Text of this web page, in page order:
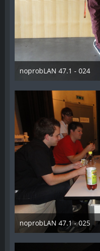
noprobLAN 47.1 - 024
26. Oktober 2014
noprobLAN 47.1 - 025
26. Oktober 2014